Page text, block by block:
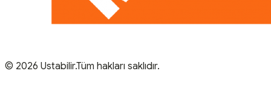
© 2026 Ustabilir.Tüm hakları saklıdır.